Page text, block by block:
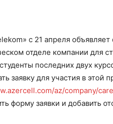
с 21 апреля
отделе компании для
последних двух
заявку для участия в этой
az/company/
форму заявки и добавить